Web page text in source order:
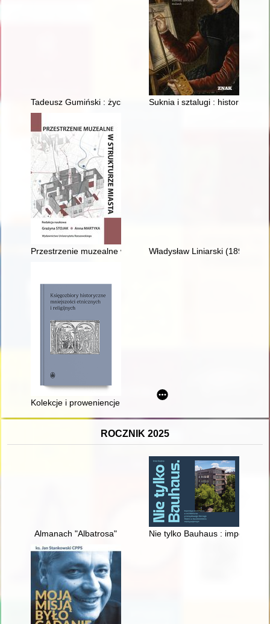
Tadeusz Gumiński : życie - dzieło - pamięćSuknia i sztalugi : historie
Przestrzenie muzealne w strukturze miastaWładysław Liniarski (1897-
Kolekcje i proweniencje z zabytkowej biblioteki Parafii
ROCZNIK 2025
Almanach "Albatrosa" Nie tylko Bauhaus : imperatyw